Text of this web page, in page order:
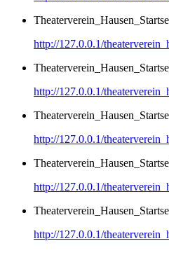
http://127.0.0.1/
http://127.0.0.1/
http://127.0.0.1/
http://127.0.0.1/
http://127.0.0.1/